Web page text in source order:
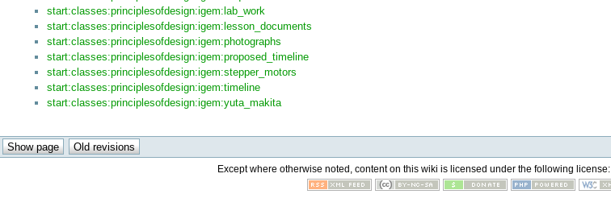
start:classes:principlesofdesign:igem:lab_work
start:classes:principlesofdesign:igem:lesson_documents
start:classes:principlesofdesign:igem:photographs
start:classes:principlesofdesign:igem:proposed_timeline
start:classes:principlesofdesign:igem:stepper_motors
start:classes:principlesofdesign:igem:timeline
start:classes:principlesofdesign:igem:yuta_makita
Except where otherwise noted, content on this wiki is licensed under the following license: